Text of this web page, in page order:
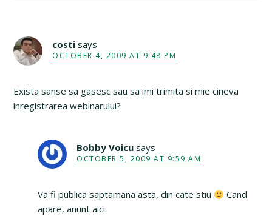
costi says
OCTOBER 4, 2009 AT 9:48 PM
Exista sanse sa gasesc sau sa imi trimita si mie cineva
inregistrarea webinarului?
Bobby Voicu says
OCTOBER 5, 2009 AT 9:59 AM
Va fi publica saptamana asta, din cate stiu
Cand
apare, anunt aici.